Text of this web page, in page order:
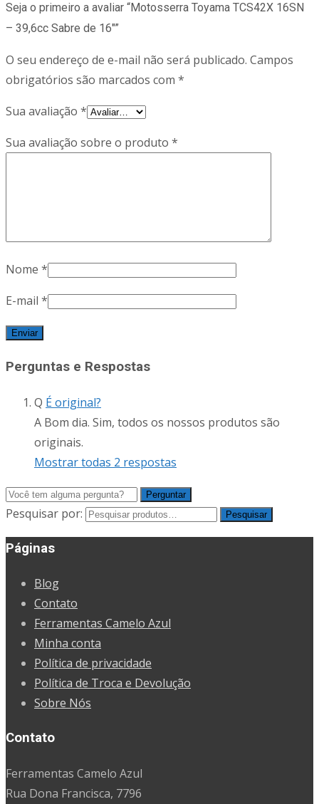
Seja o primeiro a avaliar “Motosserra Toyama TCS42X 16SN
– 39,6cc Sabre de 16″”
O seu endereço de e-mail não será publicado. Campos
obrigatórios são marcados com *
Sua avaliação *
Sua avaliação sobre o produto *
Nome *
E-mail *
Perguntas e Respostas
Q É original?
A Bom dia. Sim, todos os nossos produtos são
originais.
Mostrar todas 2 respostas
Pesquisar por: Pesquisar
Páginas
Blog
Contato
Ferramentas Camelo Azul
Minha conta
Política de privacidade
Política de Troca e Devolução
Sobre Nós
Contato
Ferramentas Camelo Azul
Rua Dona Francisca, 7796